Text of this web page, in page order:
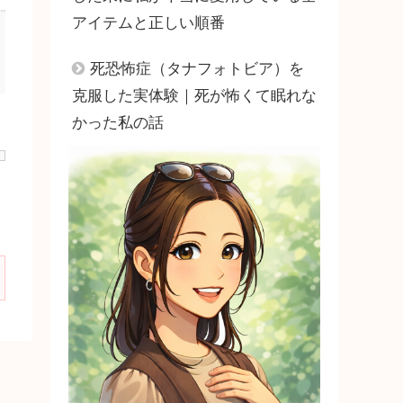
アイテムと正しい順番
死恐怖症（タナフォトビア）を
克服した実体験｜死が怖くて眠れな
かった私の話